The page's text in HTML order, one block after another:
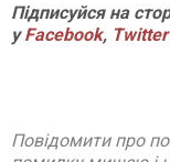
Підписуйся на
уFacebook, Twitter
Повідомити про